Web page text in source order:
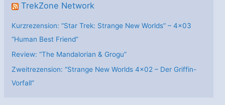
TrekZone Network
Kurzrezension: “Star Trek: Strange New Worlds” – 4×03
“Human Best Friend”
Review: “The Mandalorian & Grogu”
Zweitrezension: “Strange New Worlds 4×02 – Der Griffin-
Vorfall”